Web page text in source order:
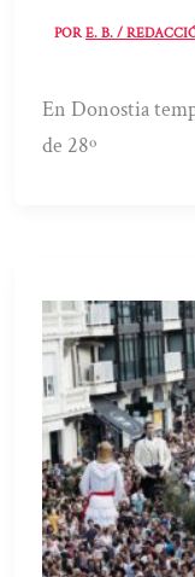
PORE. B. /
En Donostia
de 28º